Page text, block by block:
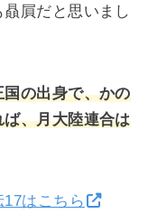
屓だと思いまし
の出身で、かの
、月大陸連合は
はこちら